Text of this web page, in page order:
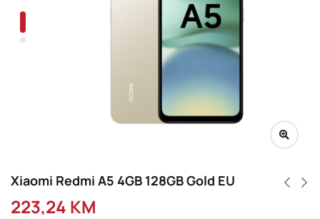
Xiaomi Redmi A5 4GB 128GB Gold EU
223,24 KM